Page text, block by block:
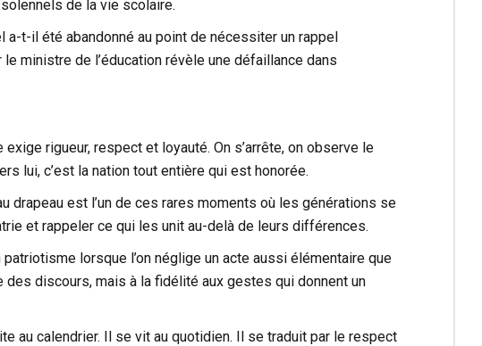
de la vie scolaire.
t-il été abandonné au point de nécessiter un rappel
ministre de l’éducation révèle une défaillance dans
rigueur, respect et loyauté. On s’arrête, on observe le
lui, c’est la nation tout entière qui est honorée.
est l’un de ces rares moments où les générations se
et rappeler ce qui les unit au-delà de leurs différences.
lorsque l’on néglige un acte aussi élémentaire que
des discours, mais à la fidélité aux gestes qui donnent un
au calendrier. Il se vit au quotidien. Il se traduit par le respect